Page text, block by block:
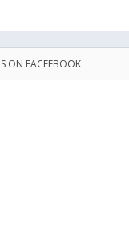
ON FACEEBOOK